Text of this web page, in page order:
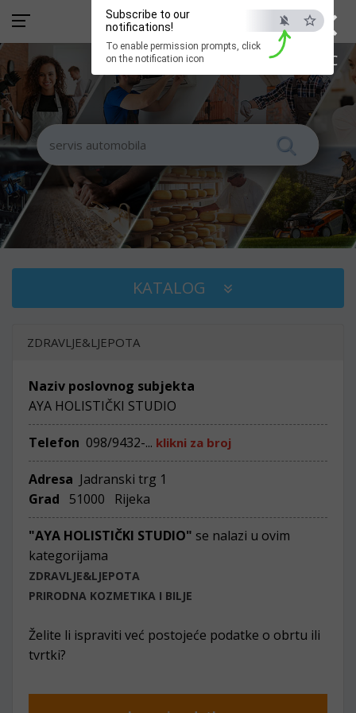
×
ESC
Subscribe to our
notifications!
To enable permission prompts, click
on the notification icon
KATALOG
ZDRAVLJE&LJEPOTA
Naziv poslovnog subjekta
AYA HOLISTIČKI STUDIO
Telefon 098/9432-... klikni za broj
Adresa Jadranski trg 1
Grad
51000 Rijeka
"AYA HOLISTIČKI STUDIO" se nalazi u ovim
kategorijama
ZDRAVLJE&LJEPOTA
PRIRODNA KOZMETIKA I BILJE
Želite li ispraviti već postojeće podatke o obrtu ili
tvrtki?